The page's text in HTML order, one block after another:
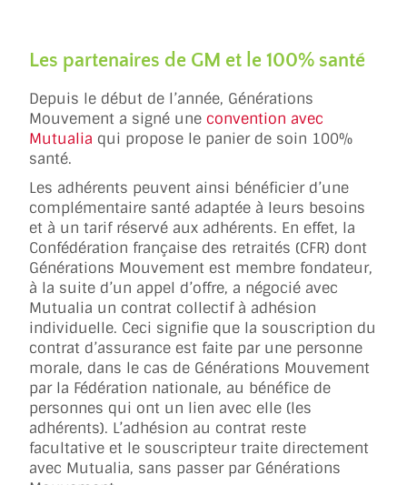
Les partenaires de GM et le 100% santé
Depuis le début de l’année, Générations
Mouvement a signé uneconvention avec
Mutualia qui propose le panier de soin 100%
santé.
Les adhérents peuvent ainsi bénéficier d’une
complémentaire santé adaptée à leurs besoins
et à un tarif réservé aux adhérents. En effet, la
Confédération française des retraités (CFR) dont
Générations Mouvement est membre fondateur,
à la suite d’un appel d’offre, a négocié avec
Mutualia un contrat collectif à adhésion
individuelle. Ceci signifie que la souscription du
contrat d’assurance est faite par une personne
morale, dans le cas de Générations Mouvement
par la Fédération nationale, au bénéfice de
personnes qui ont un lien avec elle (les
adhérents). L’adhésion au contrat reste
facultative et le souscripteur traite directement
avec Mutualia, sans passer par Générations